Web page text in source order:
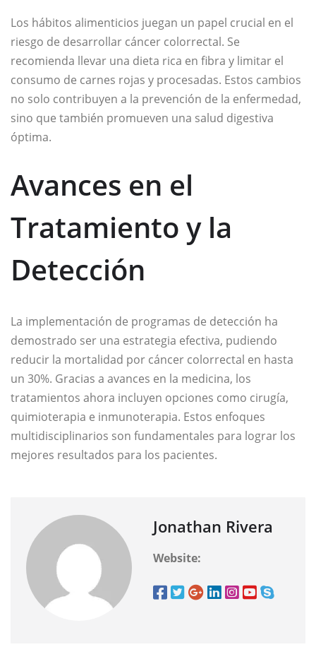
Los hábitos alimenticios juegan un papel crucial en el
riesgo de desarrollar cáncer colorrectal. Se
recomienda llevar una dieta rica en fibra y limitar el
consumo de carnes rojas y procesadas. Estos cambios
no solo contribuyen a la prevención de la enfermedad,
sino que también promueven una salud digestiva
óptima.
Avances en el
Tratamiento y la
Detección
La implementación de programas de detección ha
demostrado ser una estrategia efectiva, pudiendo
reducir la mortalidad por cáncer colorrectal en hasta
un 30%. Gracias a avances en la medicina, los
tratamientos ahora incluyen opciones como cirugía,
quimioterapia e inmunoterapia. Estos enfoques
multidisciplinarios son fundamentales para lograr los
mejores resultados para los pacientes.
Jonathan Rivera
Website: